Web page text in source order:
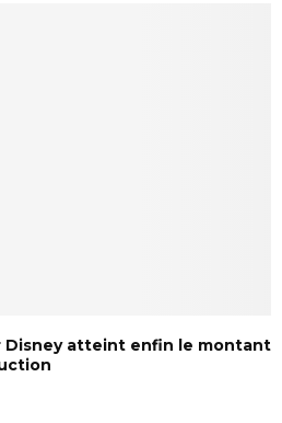
Disney atteint enfin le montant